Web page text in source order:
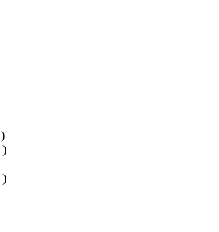
)
)
)